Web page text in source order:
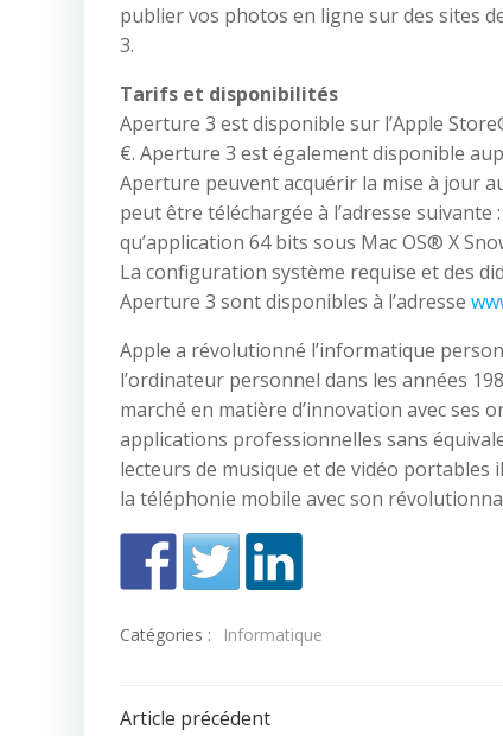
publier vos photos en ligne sur des sites
3.
Tarifs et disponibilités
Aperture 3 est disponible sur l’Apple
€. Aperture 3 est également disponible
Aperture peuvent acquérir la mise à jour
peut être téléchargée à l’adresse suivante :
qu’application 64 bits sous Mac OS® X
La configuration système requise et des
Aperture 3 sont disponibles à l’adresse
Apple a révolutionné l’informatique
l’ordinateur personnel dans les années
marché en matière d’innovation avec ses
applications professionnelles sans
lecteurs de musique et de vidéo portables
la téléphonie mobile avec son
Catégories : Informatique
Article précédent